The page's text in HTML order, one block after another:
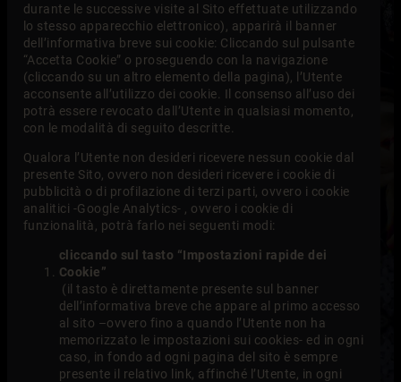
durante le successive visite al Sito effettuate utilizzando
lo stesso apparecchio elettronico), apparirà il banner
dell’informativa breve sui cookie: Cliccando sul pulsante
“Accetta Cookie” o proseguendo con la navigazione
(cliccando su un altro elemento della pagina), l’Utente
acconsente all’utilizzo dei cookie. Il consenso all’uso dei
potrà essere revocato dall’Utente in qualsiasi momento,
con le modalità di seguito descritte.
Qualora l’Utente non desideri ricevere nessun cookie dal
presente Sito, ovvero non desideri ricevere i cookie di
pubblicità o di profilazione di terzi parti, ovvero i cookie
analitici -Google Analytics- , ovvero i cookie di
funzionalità, potrà farlo nei seguenti modi:
cliccando sul tasto “Impostazioni rapide dei
Cookie”
(il tasto è direttamente presente sul banner
dell’informativa breve che appare al primo accesso
al sito –ovvero fino a quando l’Utente non ha
memorizzato le impostazioni sui cookies- ed in ogni
caso, in fondo ad ogni pagina del sito è sempre
presente il relativo link, affinché l’Utente, in ogni